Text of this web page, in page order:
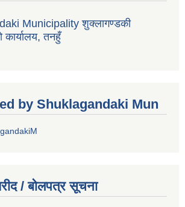
Municipality शुक्लागण्डकी
कार्यालय, तनहुँ
by Shuklagandaki Mun
/ बोलपत्र सूचना